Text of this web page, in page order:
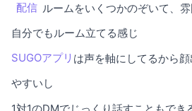
配信 ルームをいくつかのぞいて、
自分でもルーム立てる感じ
SUGOアプリ は声を軸にしてるから
やすいし
1対1のDMでじっくり話すこともでき